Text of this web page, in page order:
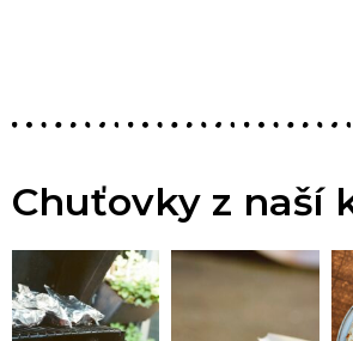
Chuťovky z naší